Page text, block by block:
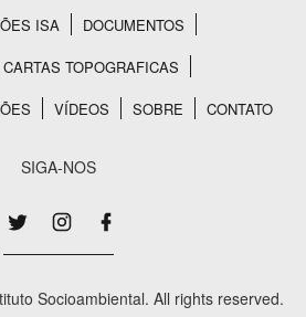
ISA
DOCUMENTOS
TOPOGRAFICAS
VÍDEOS SOBRE CONTATO
SIGA-NOS
Socioambiental. All rights reserved.